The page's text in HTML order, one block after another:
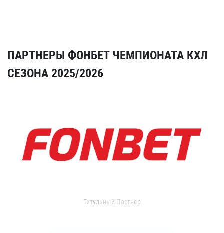
ПАРТНЕРЫ ФОНБЕТ ЧЕМПИОНАТА КХЛ
СЕЗОНА 2025/2026
Титульный Партнер